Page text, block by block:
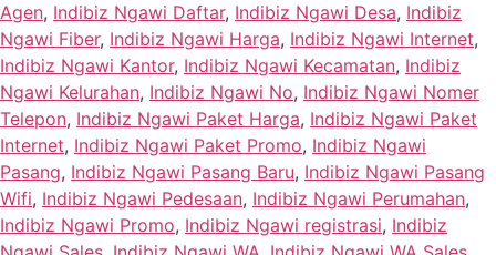
Agen, Indibiz Ngawi Daftar, Indibiz Ngawi Desa, Indibiz
Ngawi Fiber, Indibiz Ngawi Harga, Indibiz Ngawi Internet,
Indibiz Ngawi Kantor, Indibiz Ngawi Kecamatan, Indibiz
Ngawi Kelurahan, Indibiz Ngawi No, Indibiz Ngawi Nomer
Telepon, Indibiz Ngawi Paket Harga, Indibiz Ngawi Paket
Internet, Indibiz Ngawi Paket Promo, Indibiz Ngawi
Pasang, Indibiz Ngawi Pasang Baru, Indibiz Ngawi Pasang
Wifi, Indibiz Ngawi Pedesaan, Indibiz Ngawi Perumahan,
Indibiz Ngawi Promo, Indibiz Ngawi registrasi, Indibiz